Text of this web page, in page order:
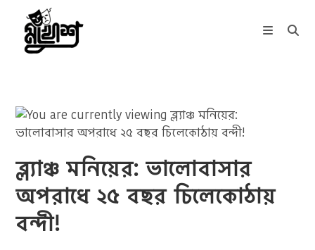
content
ব্ল্যাঞ্চ মনিয়ের: ভালোবাসার
অপরাধে ২৫ বছর চিলেকোঠায়
বন্দী!